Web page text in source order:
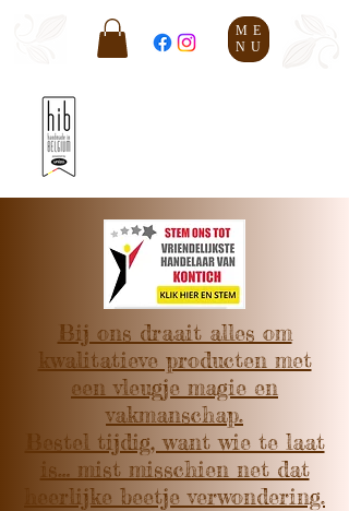
ME
NU
Bij ons draait alles om
kwalitatieve producten met
een vleugje magie en
vakmanschap.
Bestel tijdig, want wie te laat
is… mist misschien net dat
heerlijke beetje verwondering.